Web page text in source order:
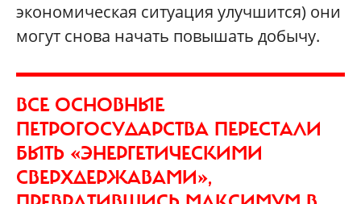
экономическая ситуация улучшится) они
могут снова начать повышать добычу.
ВСЕ ОСНОВНЫЕ
ПЕТРОГОСУДАРСТВА ПЕРЕСТАЛИ
БЫТЬ «ЭНЕРГЕТИЧЕСКИМИ
СВЕРХДЕРЖАВАМИ»,